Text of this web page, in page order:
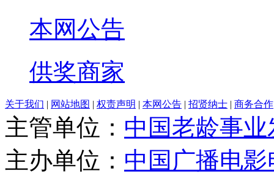
本网公告
供奖商家
关于我们 | 网站地图 | 权责声明 | 本网公告 | 招贤纳士 | 商务合作
主管单位： 中国老龄事
主办单位： 中国广播电